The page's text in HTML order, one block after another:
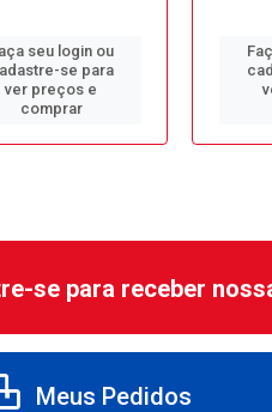
seu login ou
se para
ver preços e
comprar
se para receber
Meus Pedidos